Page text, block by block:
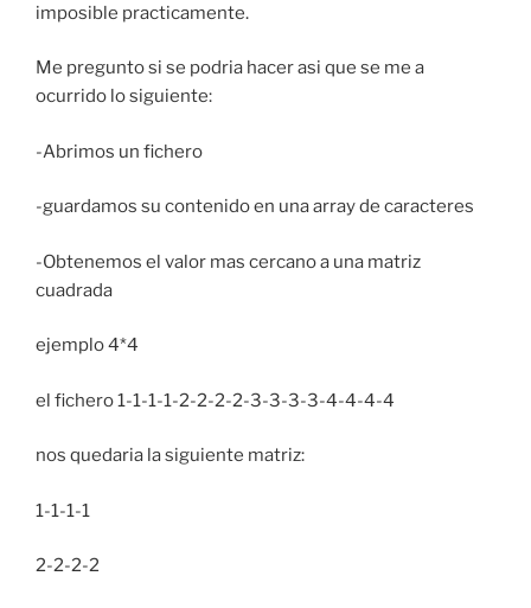
imposible practicamente.
Me pregunto si se podria hacer asi que se me a
ocurrido lo siguiente:
-Abrimos un fichero
-guardamos su contenido en una array de caracteres
-Obtenemos el valor mas cercano a una matriz
cuadrada
ejemplo 4*4
el fichero 1-1-1-1-2-2-2-2-3-3-3-3-4-4-4-4
nos quedaria la siguiente matriz:
1-1-1-1
2-2-2-2